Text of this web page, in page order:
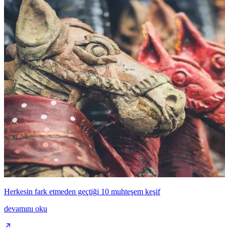
Herkesin fark etmeden geçtiği 10 muhteşem keşif
devamını oku